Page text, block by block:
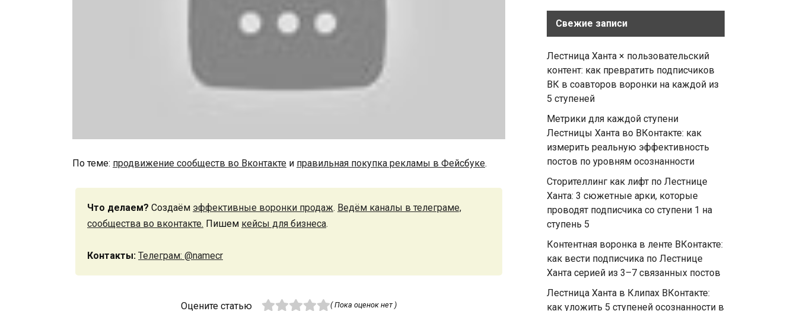
По теме: продвижение сообществ во Вконтакте и правильная покупка рекламы в Фейсбуке.
Что делаем? Создаём эффективные воронки продаж. Ведём каналы в телеграме,
сообщества во вконтакте. Пишем кейсы для бизнеса.
Контакты: Телеграм: @namecr
Оцените статью ( Пока оценок нет )
Свежие записи
Лестница Ханта × пользовательский
контент: как превратить подписчиков
ВК в соавторов воронки на каждой из
5 ступеней
Метрики для каждой ступени
Лестницы Ханта во ВКонтакте: как
измерить реальную эффективность
постов по уровням осознанности
Сторителлинг как лифт по Лестнице
Ханта: 3 сюжетные арки, которые
проводят подписчика со ступени 1 на
ступень 5
Контентная воронка в ленте ВКонтакте:
как вести подписчика по Лестнице
Ханта серией из 3–7 связанных постов
Лестница Ханта в Клипах ВКонтакте:
как уложить 5 ступеней осознанности в